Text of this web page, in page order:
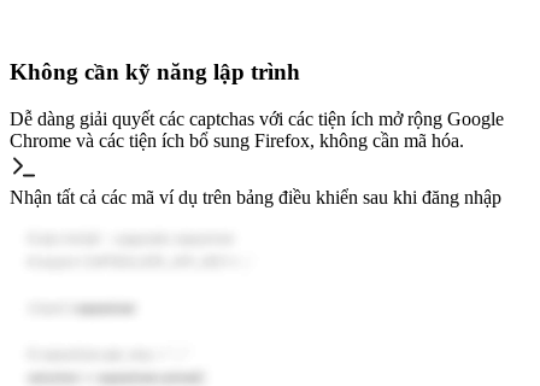
Không cần kỹ năng lập trình
Dễ dàng giải quyết các captchas với các tiện ích mở rộng Google
Chrome và các tiện ích bổ sung Firefox, không cần mã hóa.
Nhận tất cả các mã ví dụ trên bảng điều khiển sau khi đăng nhập